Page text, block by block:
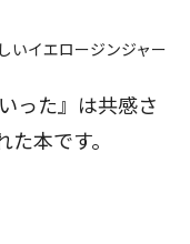
いイエロージンジャー
った』 は共感さ
本です。